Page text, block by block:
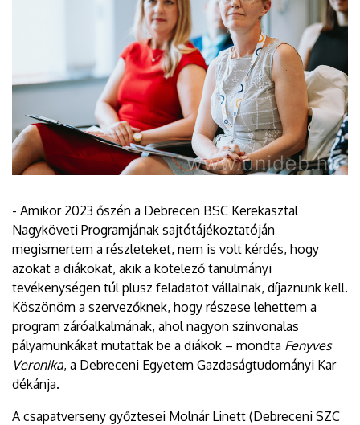
- Amikor 2023 őszén a Debrecen BSC Kerekasztal
Nagyköveti Programjának sajtótájékoztatóján
megismertem a részleteket, nem is volt kérdés, hogy
azokat a diákokat, akik a kötelező tanulmányi
tevékenységen túl plusz feladatot vállalnak, díjaznunk kell.
Köszönöm a szervezőknek, hogy részese lehettem a
program záróalkalmának, ahol nagyon színvonalas
pályamunkákat mutattak be a diákok – mondta Fenyves
Veronika, a Debreceni Egyetem Gazdaságtudományi Kar
dékánja.
A csapatverseny győztesei Molnár Linett (Debreceni SZC